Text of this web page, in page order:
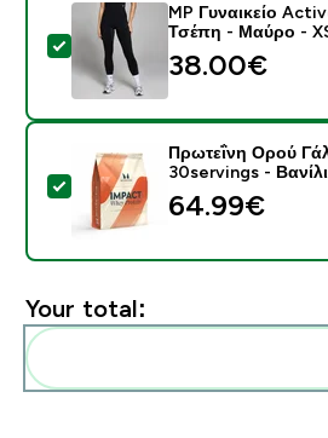
Select this product - MP
MP Γυναικείο
Τσέπη - Μαύρο -
38.00€‎
Select this product -
Πρωτεΐνη Ορού
30servings -
64.99€‎
Your total: